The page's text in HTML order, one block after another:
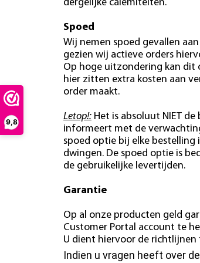
9,8
dergelijke calemiteiten.
Spoed
Wij nemen spoed gevallen
gezien wij actieve orders
Op hoge uitzondering kan dit
hier zitten extra kosten aan
order maakt.
Letop!: Het is absoluut NIET
informeert met de
spoed optie bij elke
dwingen. De spoed optie is
de gebruikelijke levertijden.
Garantie
Op al onze producten geld
Customer Portal account te
U dient hiervoor de richtlijnen
Indien u vragen heeft over